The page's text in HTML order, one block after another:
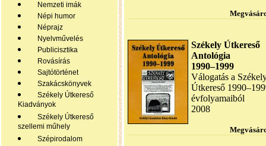
Nemzeti imák
Népi humor
Néprajz
Nyelvművelés
Publicisztika
Rovásírás
Sajtótörténet
Szakácskönyvek
Székely Útkereső
Kiadványok
Székely Útkereső
szellemi műhely
Szépirodalom
Székely Útkereső
Antológia
1990–1999
Válogatás a
Útkereső
évfolyamaiból
2008